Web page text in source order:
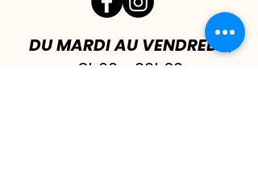
DU MARDI AU VENDREDI |
8h00 - 00h30